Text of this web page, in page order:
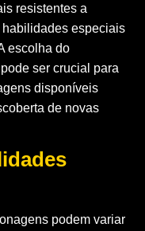
resistentes a
especiais
escolha do
ser crucial para
disponíveis
de novas
podem variar